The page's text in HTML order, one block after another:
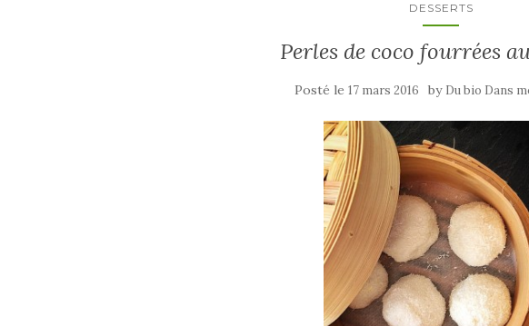
DESSERTS
Perles de coco fourrées
Posté le17 mars 2016 by Du bio Dans